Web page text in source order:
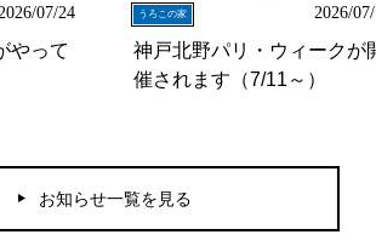
07/24
やって
うろこの家 2026/
神戸北野パリ・ウィークが
催されます（7/11～）
お知らせ一覧を見る